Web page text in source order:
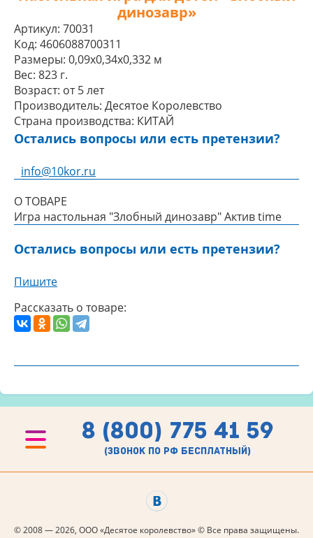
динозавр»
Артикул: 70031
Код: 4606088700311
Размеры: 0,09x0,34x0,332 м
Вес: 823 г.
Возраст: от 5 лет
Производитель: Десятое Королевство
Страна производства: КИТАЙ
Остались вопросы или есть претензии?
info@10kor.ru
О ТОВАРЕ
Игра настольная "Злобный динозавр" Aктив time
Остались вопросы или есть претензии?
Пишите
Рассказать о товаре:
8 (800) 775 41 59
(звонок по рф бесплатный)
© 2008 — 2026, ООО «Десятое королевство» © Все права защищены.